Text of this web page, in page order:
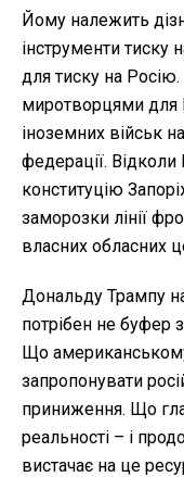
Йому належить
інструменти тиску
для тиску на Росію.
миротворцями для
іноземних військ
федерації.
конституцію
заморозки лінії
власних обласних
Дональду Трампу
потрібен не буфер
Що
запропонувати
приниження. Що
реальності – і
вистачає на це